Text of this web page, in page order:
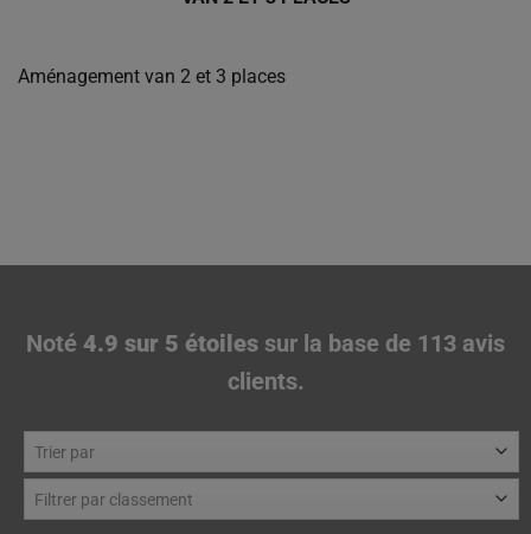
Aménagement van 2 et 3 places
Noté 4.9 sur 5 étoiles sur la base de 113 avis
clients.